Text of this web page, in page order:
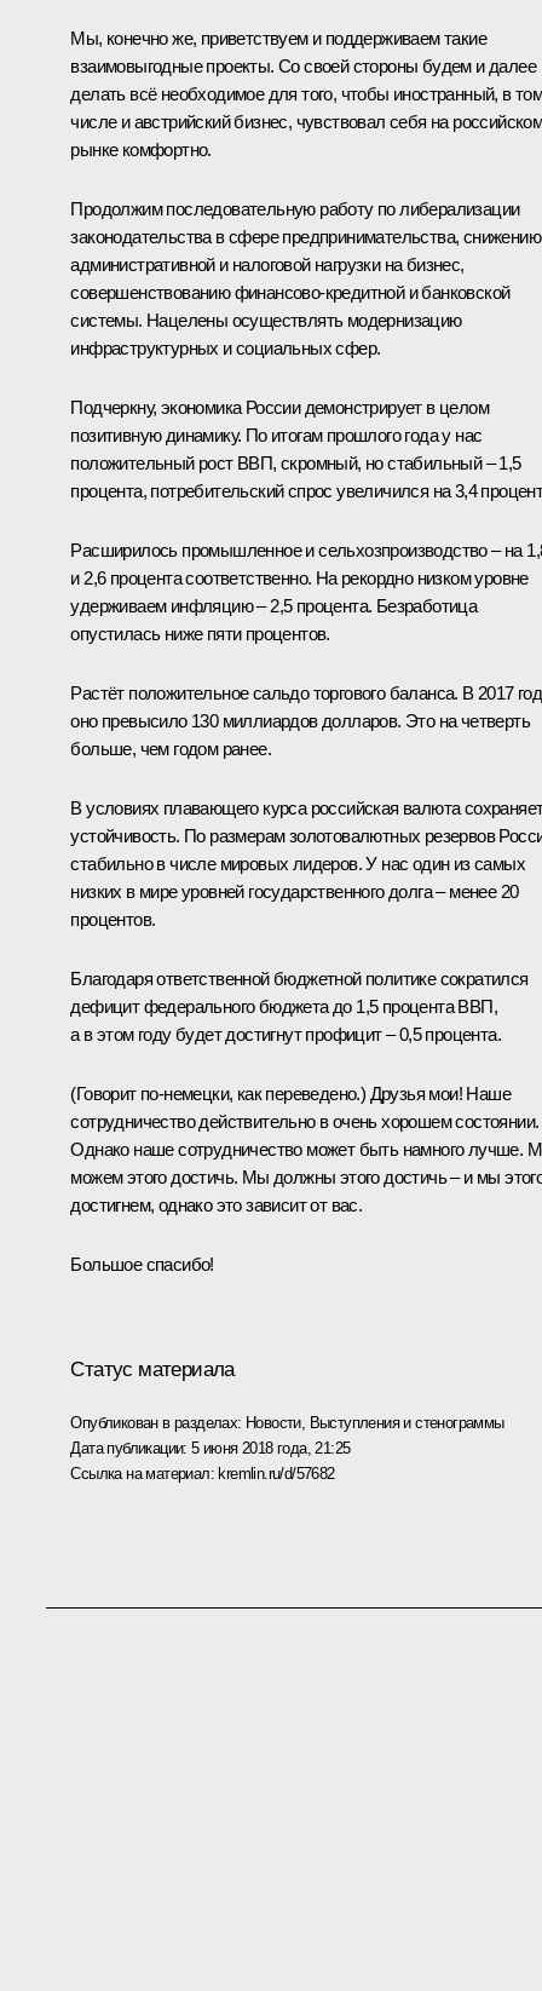
Мы, конечно же, приветствуем и поддерживаем такие
взаимовыгодные проекты. Со своей стороны будем и далее
делать всё необходимое для того, чтобы иностранный, в
числе и австрийский бизнес, чувствовал себя на
рынке комфортно.
Продолжим последовательную работу по либерализации
законодательства в сфере предпринимательства, снижению
административной и налоговой нагрузки на бизнес,
совершенствованию финансово-кредитной и банковской
системы. Нацелены осуществлять модернизацию
инфраструктурных и социальных сфер.
Подчеркну, экономика России демонстрирует в целом
позитивную динамику. По итогам прошлого года у нас
положительный рост ВВП, скромный, но стабильный – 1,5
процента, потребительский спрос увеличился на 3,4
Расширилось промышленное и сельхозпроизводство – на
и 2,6 процента соответственно. На рекордно низком уровне
удерживаем инфляцию – 2,5 процента. Безработица
опустилась ниже пяти процентов.
Растёт положительное сальдо торгового баланса. В 2017
оно превысило 130 миллиардов долларов. Это на четверть
больше, чем годом ранее.
В условиях плавающего курса российская валюта
устойчивость. По размерам золотовалютных резервов
стабильно в числе мировых лидеров. У нас один из самых
низких в мире уровней государственного долга – менее 20
процентов.
Благодаря ответственной бюджетной политике сократился
дефицит федерального бюджета до 1,5 процента ВВП,
а в этом году будет достигнут профицит – 0,5 процента.
(Говорит по-немецки, как переведено.) Друзья мои! Наше
сотрудничество действительно в очень хорошем состоянии.
Однако наше сотрудничество может быть намного лучше.
можем этого достичь. Мы должны этого достичь – и мы
достигнем, однако это зависит от вас.
Большое спасибо!
Статус материала
Опубликован в разделах: Новости, Выступления и стенограммы
Дата публикации:5 июня 2018 года, 21:25
Ссылка на материал: kremlin.ru/d/57682